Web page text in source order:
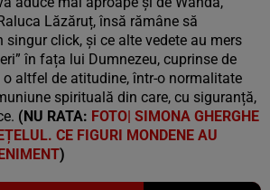
Lăzăruț, însă rămâne să
singur click, și ce alte vedete au mers
în fața lui Dumnezeu, cuprinse de
o altfel de atitudine, într-o normalitate
spirituală din care, cu siguranță,
(NU RATA: FOTO| SIMONA GHERGHE
CE FIGURI MONDENE AU
)